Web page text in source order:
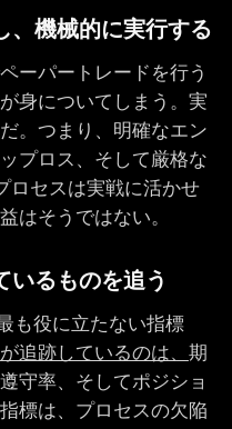
、機械的に実行する
ーパートレードを行う
身についてしまう。実
。つまり、明確なエン
プロス、そして厳格な
ロセスは実戦に活かせ
はそうではない。
いるものを追う
も役に立たない指標
追跡しているのは、 期
守率、そしてポジショ
標は、プロセスの欠陥